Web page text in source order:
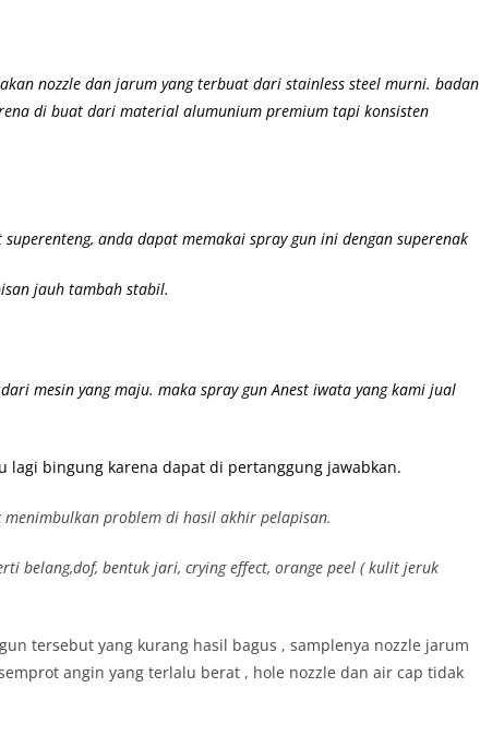
nozzle dan jarum yang terbuat dari stainless steel murni. badan
di buat dari material alumunium premium tapi konsisten
anda dapat memakai spray gun ini dengan superenak
jauh tambah stabil.
mesin yang maju. maka spray gun Anest iwata yang kami jual
bingung karena dapat di pertanggung jawabkan.
menimbulkan problem di hasil akhir pelapisan.
belang,dof, bentuk jari, crying effect, orange peel ( kulit jeruk
tersebut yang kurang hasil bagus , samplenya nozzle jarum
angin yang terlalu berat , hole nozzle dan air cap tidak